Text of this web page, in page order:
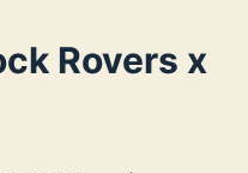
Rovers x